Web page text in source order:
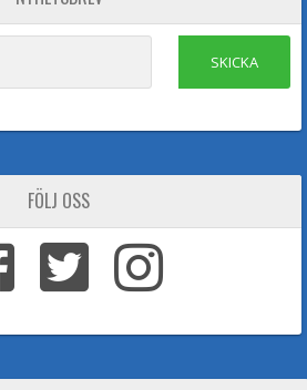
SKICKA
FÖLJ OSS